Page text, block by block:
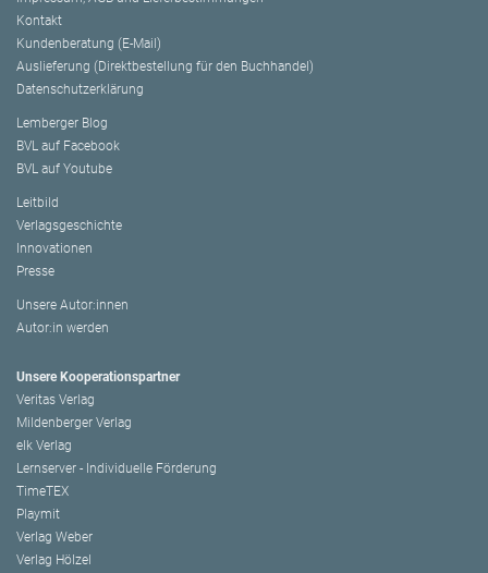
Kontakt
Kundenberatung (E-Mail)
Auslieferung (Direktbestellung für den Buchhandel)
Datenschutzerklärung
Lemberger Blog
BVL auf Facebook
BVL auf Youtube
Leitbild
Verlagsgeschichte
Innovationen
Presse
Unsere Autor:innen
Autor:in werden
Unsere Kooperationspartner
Veritas Verlag
Mildenberger Verlag
elk Verlag
Lernserver - Individuelle Förderung
TimeTEX
Playmit
Verlag Weber
Verlag Hölzel